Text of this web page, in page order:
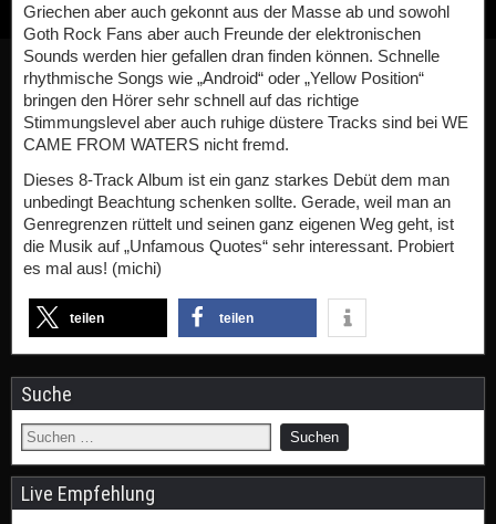
Griechen aber auch gekonnt aus der Masse ab und sowohl
Goth Rock Fans aber auch Freunde der elektronischen
Sounds werden hier gefallen dran finden können. Schnelle
rhythmische Songs wie „Android“ oder „Yellow Position“
bringen den Hörer sehr schnell auf das richtige
Stimmungslevel aber auch ruhige düstere Tracks sind bei WE
CAME FROM WATERS nicht fremd.
Dieses 8-Track Album ist ein ganz starkes Debüt dem man
unbedingt Beachtung schenken sollte. Gerade, weil man an
Genregrenzen rüttelt und seinen ganz eigenen Weg geht, ist
die Musik auf „Unfamous Quotes“ sehr interessant. Probiert
es mal aus! (michi)
teilen teilen
Suche
Live Empfehlung